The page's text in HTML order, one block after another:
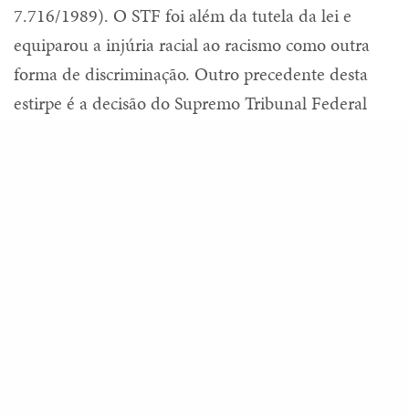
7.716/1989). O STF foi além da tutela da lei e
equiparou a injúria racial ao racismo como outra
forma de discriminação. Outro precedente desta
estirpe é a decisão do Supremo Tribunal Federal